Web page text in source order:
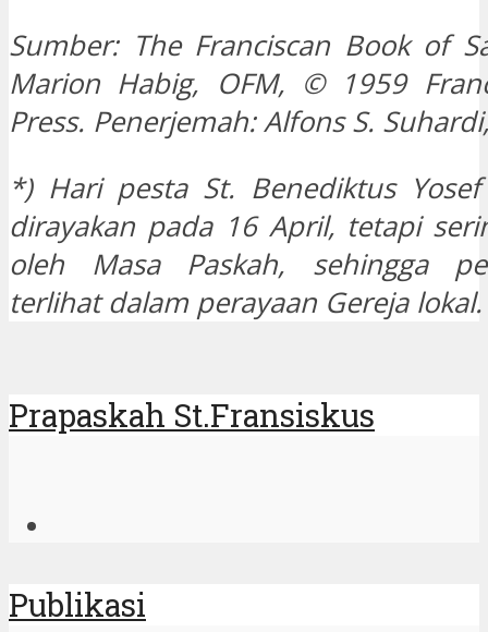
Sumber: The Franciscan Book of
Marion Habig, OFM, © 1959
Press. Penerjemah: Alfons S.
*) Hari pesta St. Benediktus
dirayakan pada 16 April, tetapi
oleh Masa Paskah, sehingga
terlihat dalam perayaan Gereja lokal.
Prapaskah St.Fransiskus
Publikasi